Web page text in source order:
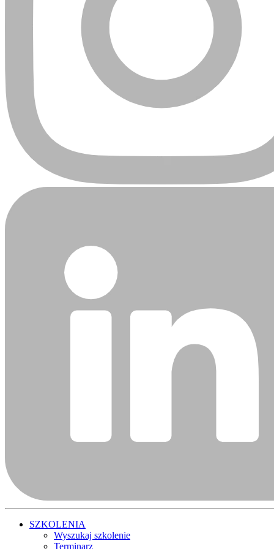
SZKOLENIA
Wyszukaj szkolenie
Terminarz